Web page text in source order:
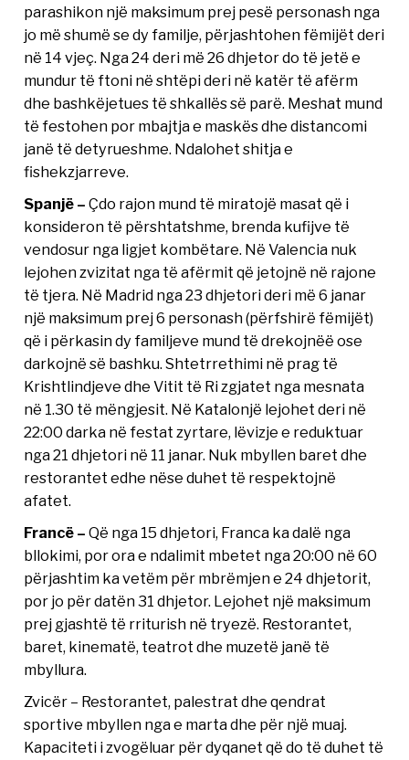
parashikon një maksimum prej pesë personash nga
jo më shumë se dy familje, përjashtohen fëmijët deri
në 14 vjeç. Nga 24 deri më 26 dhjetor do të jetë e
mundur të ftoni në shtëpi deri në katër të afërm
dhe bashkëjetues të shkallës së parë. Meshat mund
të festohen por mbajtja e maskës dhe distancomi
janë të detyrueshme. Ndalohet shitja e
fishekzjarreve.
Spanjë –Çdo rajon mund të miratojë masat që i
konsideron të përshtatshme, brenda kufijve të
vendosur nga ligjet kombëtare. Në Valencia nuk
lejohen zvizitat nga të afërmit që jetojnë në rajone
të tjera. Në Madrid nga 23 dhjetori deri më 6 janar
një maksimum prej 6 personash (përfshirë fëmijët)
që i përkasin dy familjeve mund të drekojnëë ose
darkojnë së bashku. Shtetrrethimi në prag të
Krishtlindjeve dhe Vitit të Ri zgjatet nga mesnata
në 1.30 të mëngjesit. Në Katalonjë lejohet deri në
22:00 darka në festat zyrtare, lëvizje e reduktuar
nga 21 dhjetori në 11 janar. Nuk mbyllen baret dhe
restorantet edhe nëse duhet të respektojnë
afatet.
Francë – Që nga 15 dhjetori, Franca ka dalë nga
bllokimi, por ora e ndalimit mbetet nga 20:00 në 60
përjashtim ka vetëm për mbrëmjen e 24 dhjetorit,
por jo për datën 31 dhjetor. Lejohet një maksimum
prej gjashtë të rriturish në tryezë. Restorantet,
baret, kinematë, teatrot dhe muzetë janë të
mbyllura.
Zvicër – Restorantet, palestrat dhe qendrat
sportive mbyllen nga e marta dhe për një muaj.
Kapaciteti i zvogëluar për dyqanet që do të duhet të